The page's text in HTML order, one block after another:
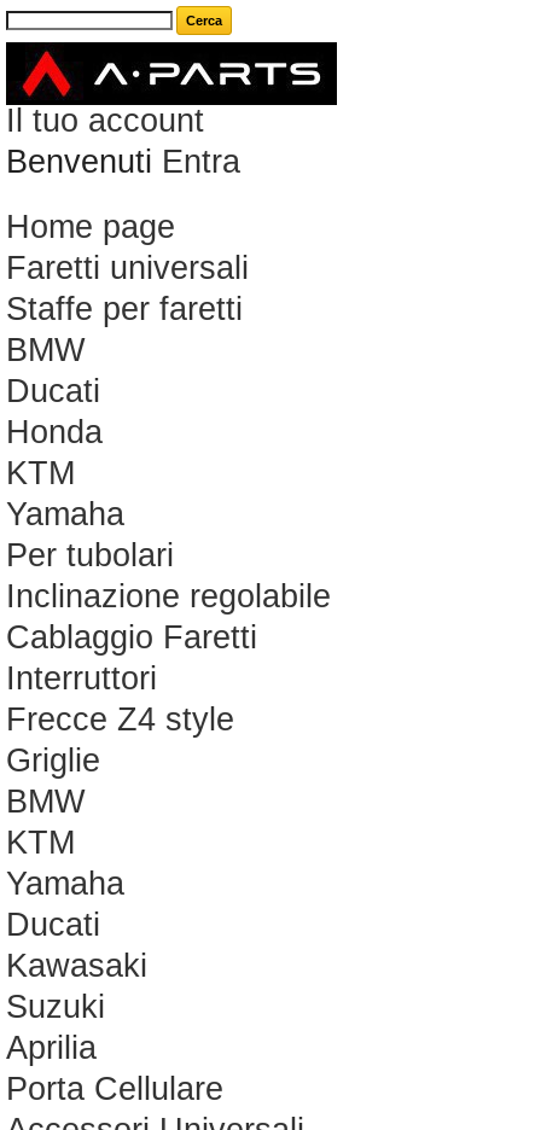
Carrello(vuoto)
Il tuo account
Benvenuti Entra
Home page
Faretti universali
Staffe per faretti
BMW
Ducati
Honda
KTM
Yamaha
Per tubolari
Inclinazione regolabile
Cablaggio Faretti
Interruttori
Frecce Z4 style
Griglie
BMW
KTM
Yamaha
Ducati
Kawasaki
Suzuki
Aprilia
Porta Cellulare